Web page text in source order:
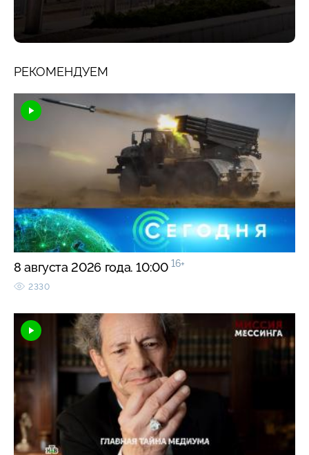
РЕКОМЕНДУЕМ
8 августа 2026 года. 10:00 16+
2330